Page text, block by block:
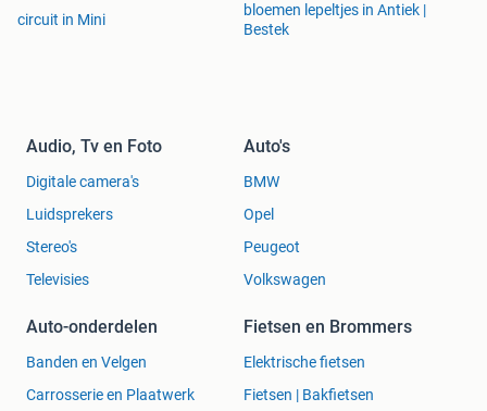
circuit in Mini
bloemen lepeltjes in Antiek |
Bestek
Audio, Tv en Foto
Digitale camera's
Luidsprekers
Stereo's
Televisies
Auto's
BMW
Opel
Peugeot
Volkswagen
Auto-onderdelen
Banden en Velgen
Carrosserie en Plaatwerk
Fietsen en Brommers
Elektrische fietsen
Fietsen | Bakfietsen